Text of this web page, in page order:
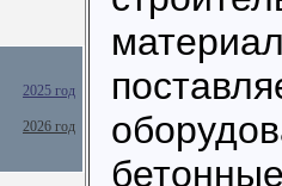
2025 год
2026 год